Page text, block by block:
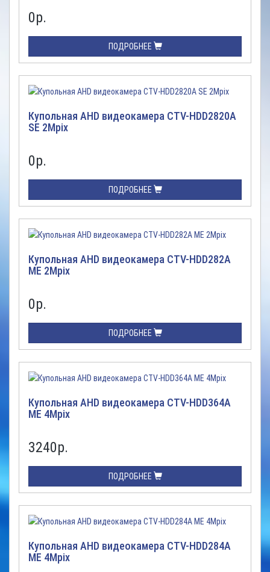
0р.
ПОДРОБНЕЕ
Купольная AHD видеокамера CTV-HDD2820A
SE 2Mpix
0р.
ПОДРОБНЕЕ
Купольная AHD видеокамера CTV-HDD282A
ME 2Mpix
0р.
ПОДРОБНЕЕ
Купольная AHD видеокамера CTV-HDD364A
ME 4Mpix
3240р.
ПОДРОБНЕЕ
Купольная AHD видеокамера CTV-HDD284A
ME 4Mpix